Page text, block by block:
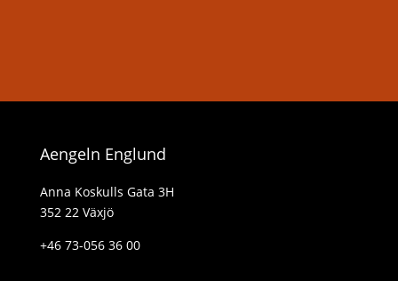
Aengeln Englund
Anna Koskulls Gata 3H
352 22 Växjö
+46 73-056 36 00